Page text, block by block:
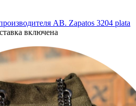
AB. Zapatos 3204 plata
включена